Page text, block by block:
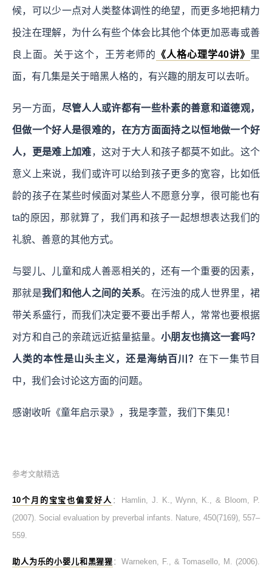
候，可以少一点对人类整体调性的绝望，而更多地把精力
投注在理解，为什么有些个体会比其他个体更加恶毒或善
良上面。关于这个，王芳老师的 《人格心理学40讲》 里
面，有几集是关于暗黑人格的，有兴趣的朋友可以去听。
另一方面， 尽管人人或许都有一些朴素的善意和道德观，
但做一个好人是很难的，在方方面面持之以恒地做一个好
人，更是难上加难，这对于大人和孩子都莫不如此。这个
意义上来说，我们或许可以给到孩子更多的宽容，比如低
龄的孩子在某些时候面对某些人不愿意分享，很可能也有
ta的原因，那就算了，我们再和孩子一起想想表达我们的
礼貌、善意的其他方式。
与婴儿、儿童和成人善恶相关的，还有一个重要的因素，
那就是我们和他人之间的关系。在污浊的成人世界里，裙
带关系盛行，而我们决定要不要出手帮人，常常也要根据
对方和自己的亲疏远近掂量掂量。 小朋友也搞这一套吗？
人类的本性是山头主义，还是海纳百川？ 在下一集节目
中，我们会讨论这方面的问题。
感谢收听《童年启示录》，我是李萱，我们下集见！
参考文献精选
10个月的宝宝也偏爱好人 ：Hamlin, J. K., Wynn, K., & Bloom, P.
(2007). Social evaluation by preverbal infants. Nature, 450(7169), 557–
559.
助人为乐的小婴儿和黑猩猩 ：Warneken, F., & Tomasello, M. (2006).